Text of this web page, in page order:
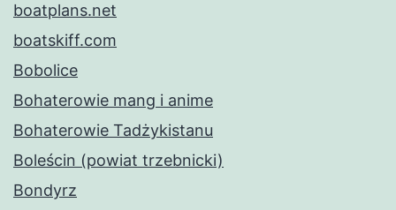
boatplans.net
boatskiff.com
Bobolice
Bohaterowie mang i anime
Bohaterowie Tadżykistanu
Boleścin (powiat trzebnicki)
Bondyrz